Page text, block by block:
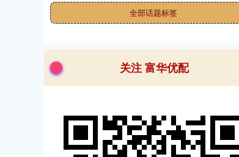
全部话题标签
关注 富华优配